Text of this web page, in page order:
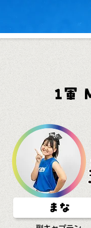
1軍
まな